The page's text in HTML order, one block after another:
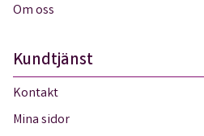
Om oss
Kundtjänst
Kontakt
Mina sidor